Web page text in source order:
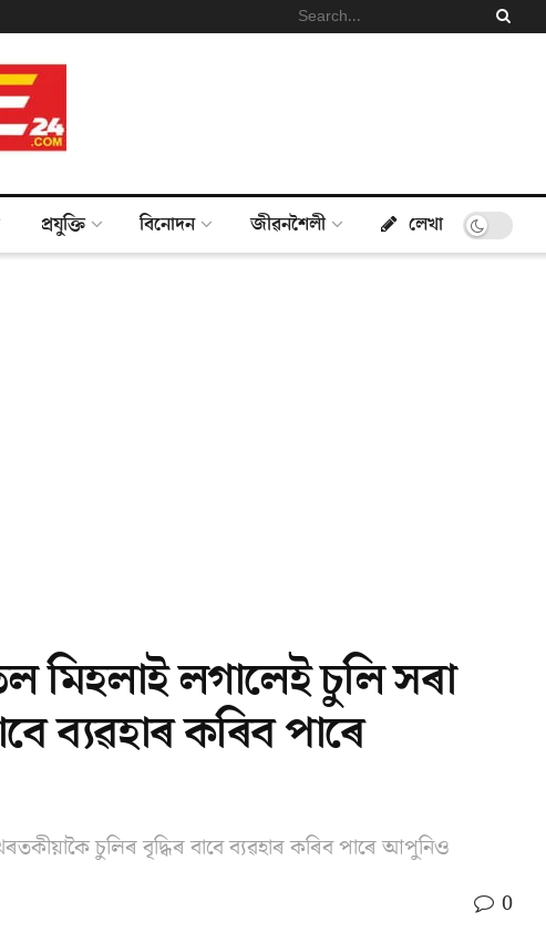
প্ৰযুক্তি বিনোদন জীৱনশৈলী লেখা
মিহলাই লগালেই চুলি সৰা
ব্যৱহাৰ কৰিব পাৰে
চুলিৰ বৃদ্ধিৰ বাবে ব্যৱহাৰ কৰিব পাৰে আপুনিও
0